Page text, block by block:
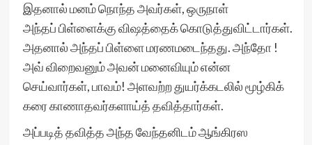
இதனால் மனம் நொந்த அவர்கள், ஒருநாள்
அந்தப் பிள்ளைக்கு விஷத்தைக் கொடுத்துவிட்டார்கள்.
அதனால் அந்தப் பிள்ளை மரணமடைந்தது. அந்தோ !
அவ் விறைவனும் அவன் மனைவியும் என்ன
செய்வார்கள், பாவம்! அளவற்ற துயர்க்கடலில் மூழ்கிக்
கரை காணாதவர்களாய்த் தவித்தார்கள்.
அப்படித் தவித்த அந்த வேந்தனிடம் ஆங்கிரஸ